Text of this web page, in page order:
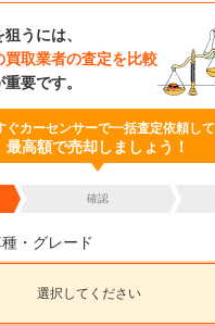
うには、
買取業者の査定を比較
要です。
ぐカーセンサーで一括査定依頼して
最高額で売却しましょう！
確認
・グレード
選択してください